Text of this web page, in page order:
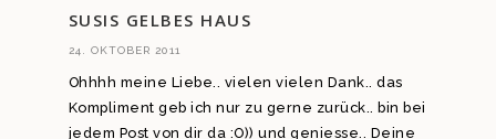
SUSIS GELBES HAUS
24. OKTOBER 2011
Ohhhh meine Liebe.. vielen vielen Dank.. das
Kompliment geb ich nur zu gerne zurück.. bin bei
jedem Post von dir da :O)) und geniesse.. Deine